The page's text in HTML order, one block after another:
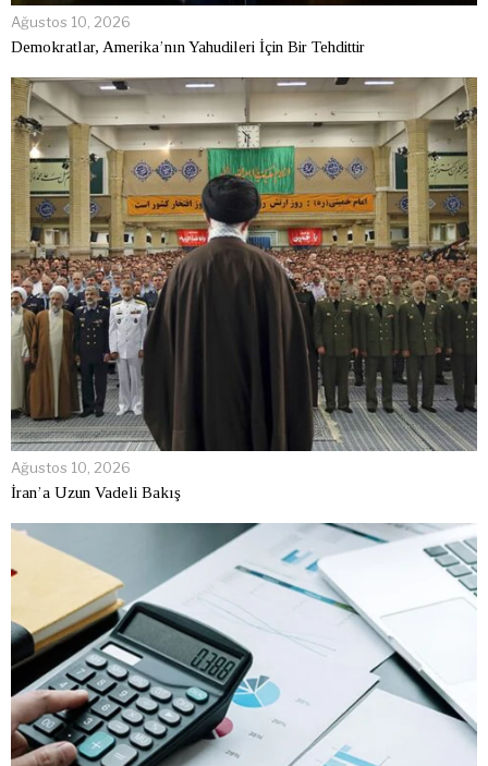
Ağustos 10, 2026
Demokratlar, Amerika’nın Yahudileri İçin Bir Tehdittir
Ağustos 10, 2026
İran’a Uzun Vadeli Bakış